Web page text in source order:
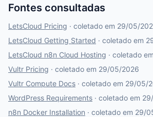
Fontes consultadas
LetsCloud Pricing · coletado em 29/05/
LetsCloud Getting Started · coletado em
LetsCloud n8n Cloud Hosting · coletado
Vultr Pricing · coletado em 29/05/2026
Vultr Compute Docs · coletado em 29/05/
WordPress Requirements · coletado em
n8n Docker Installation · coletado em 29/